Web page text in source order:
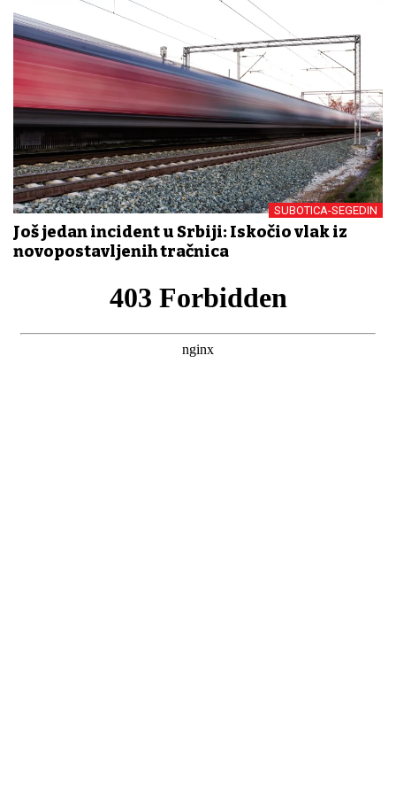
SUBOTICA-SEGEDIN
Još jedan incident u Srbiji: Iskočio vlak iz
novopostavljenih tračnica